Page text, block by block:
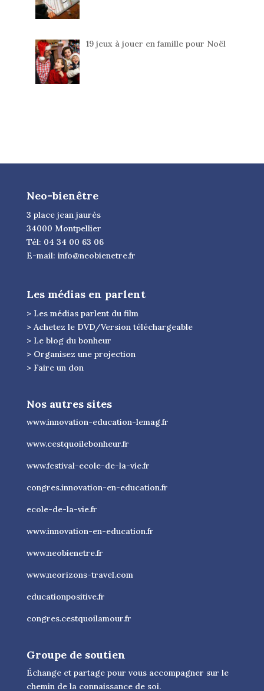
19 jeux à jouer en famille pour Noël
Neo-bienêtre
3 place jean jaurès
34000 Montpellier
Tél: 04 34 00 63 06
E-mail: info@neobienetre.fr
Les médias en parlent
> Les médias parlent du film
> Achetez le DVD/Version téléchargeable
> Le blog du bonheur
> Organisez une projection
> Faire un don
Nos autres sites
www.innovation-education-lemag.fr
www.cestquoilebonheur.fr
www.festival-ecole-de-la-vie.fr
congres.innovation-en-education.fr
ecole-de-la-vie.fr
www.innovation-en-education.fr
www.neobienetre.fr
www.neorizons-travel.com
educationpositive.fr
congres.cestquoilamour.fr
Groupe de soutien
Échange et partage pour vous accompagner sur le
chemin de la connaissance de soi.